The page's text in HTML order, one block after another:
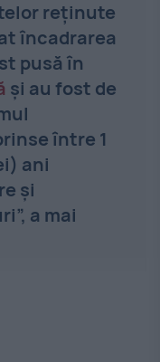
reţinute
încadrarea
pusă în
şi au fost de
între 1
ani
şi
a mai